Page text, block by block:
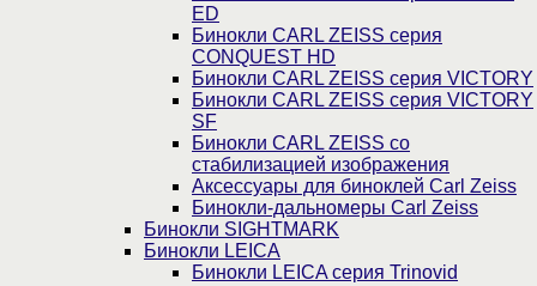
ED
Бинокли CARL ZEISS серия
CONQUEST HD
Бинокли CARL ZEISS серия VICTORY
Бинокли CARL ZEISS серия VICTORY
SF
Бинокли CARL ZEISS со
стабилизацией изображения
Аксессуары для биноклей Carl Zeiss
Бинокли-дальномеры Carl Zeiss
Бинокли SIGHTMARK
Бинокли LEICA
Бинокли LEICA серия Trinovid